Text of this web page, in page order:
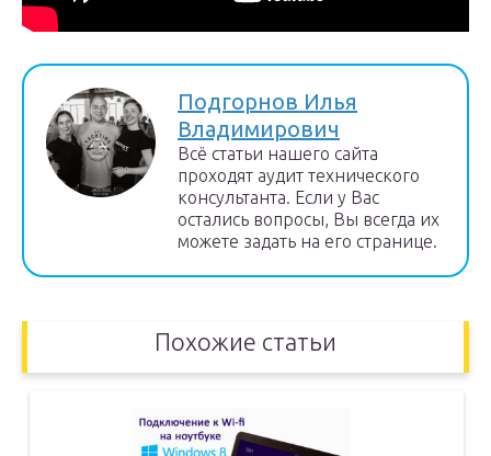
Подгорнов Илья
Владимирович
Всё статьи нашего сайта
проходят аудит технического
консультанта. Если у Вас
остались вопросы, Вы всегда их
можете задать на его странице.
Похожие статьи